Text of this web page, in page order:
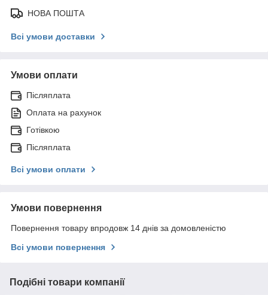
НОВА ПОШТА
Всі умови доставки
Умови оплати
Післяплата
Оплата на рахунок
Готівкою
Післяплата
Всі умови оплати
Умови повернення
Повернення товару впродовж 14 днів за домовленістю
Всі умови повернення
Подібні товари компанії